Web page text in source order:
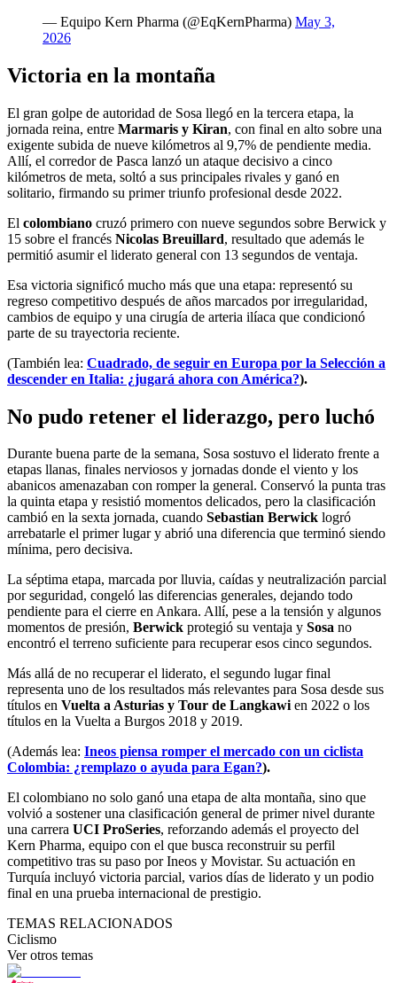
— Equipo Kern Pharma (@EqKernPharma) May 3,
2026
Victoria en la montaña
El gran golpe de autoridad de Sosa llegó en la tercera etapa, la
jornada reina, entre Marmaris y Kiran, con final en alto sobre una
exigente subida de nueve kilómetros al 9,7% de pendiente media.
Allí, el corredor de Pasca lanzó un ataque decisivo a cinco
kilómetros de meta, soltó a sus principales rivales y ganó en
solitario, firmando su primer triunfo profesional desde 2022.
El colombiano cruzó primero con nueve segundos sobre Berwick y
15 sobre el francés Nicolas Breuillard, resultado que además le
permitió asumir el liderato general con 13 segundos de ventaja.
Esa victoria significó mucho más que una etapa: representó su
regreso competitivo después de años marcados por irregularidad,
cambios de equipo y una cirugía de arteria ilíaca que condicionó
parte de su trayectoria reciente.
(También lea: Cuadrado, de seguir en Europa por la Selección a
descender en Italia: ¿jugará ahora con América?).
No pudo retener el liderazgo, pero luchó
Durante buena parte de la semana, Sosa sostuvo el liderato frente a
etapas llanas, finales nerviosos y jornadas donde el viento y los
abanicos amenazaban con romper la general. Conservó la punta tras
la quinta etapa y resistió momentos delicados, pero la clasificación
cambió en la sexta jornada, cuando Sebastian Berwick logró
arrebatarle el primer lugar y abrió una diferencia que terminó siendo
mínima, pero decisiva.
La séptima etapa, marcada por lluvia, caídas y neutralización parcial
por seguridad, congeló las diferencias generales, dejando todo
pendiente para el cierre en Ankara. Allí, pese a la tensión y algunos
momentos de presión, Berwick protegió su ventaja y Sosa no
encontró el terreno suficiente para recuperar esos cinco segundos.
Más allá de no recuperar el liderato, el segundo lugar final
representa uno de los resultados más relevantes para Sosa desde sus
títulos en Vuelta a Asturias y Tour de Langkawien 2022 o los
títulos en la Vuelta a Burgos 2018 y 2019.
(Además lea: Ineos piensa romper el mercado con un ciclista
Colombia: ¿remplazo o ayuda para Egan?).
El colombiano no solo ganó una etapa de alta montaña, sino que
volvió a sostener una clasificación general de primer nivel durante
una carrera UCI ProSeries, reforzando además el proyecto del
Kern Pharma, equipo con el que busca reconstruir su perfil
competitivo tras su paso por Ineos y Movistar. Su actuación en
Turquía incluyó victoria parcial, varios días de liderato y un podio
final en una prueba internacional de prestigio.
TEMAS RELACIONADOS
Ciclismo
Ver otros temas